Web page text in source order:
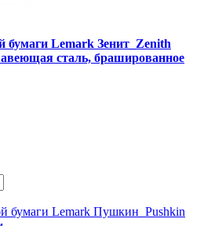
бумаги Lemark Зенит_Zenith
сталь, брашированное